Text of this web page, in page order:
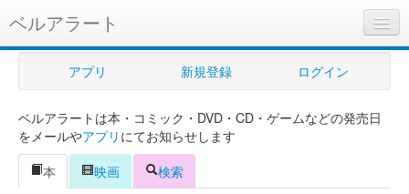
ベルアラート
ベルアラートとは
ヘルプ
新規登録
ログイン
アプリ 新規登録 ログイン
ベルアラートは本・コミック・DVD・CD・ゲームなどの発売日
をメールやアプリ にてお知らせします
本
映画 検索